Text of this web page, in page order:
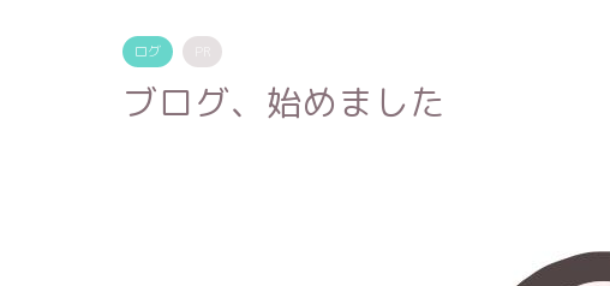
ログ
ブログ、始めました